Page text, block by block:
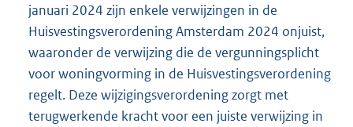
januari 2024 zijn enkele verwijzingen in de
Huisvestingsverordening Amsterdam 2024 onjuist,
waaronder de verwijzing die de vergunningsplicht
voor woningvorming in de Huisvestingsverordening
regelt. Deze wijzigingsverordening zorgt met
terugwerkende kracht voor een juiste verwijzing in